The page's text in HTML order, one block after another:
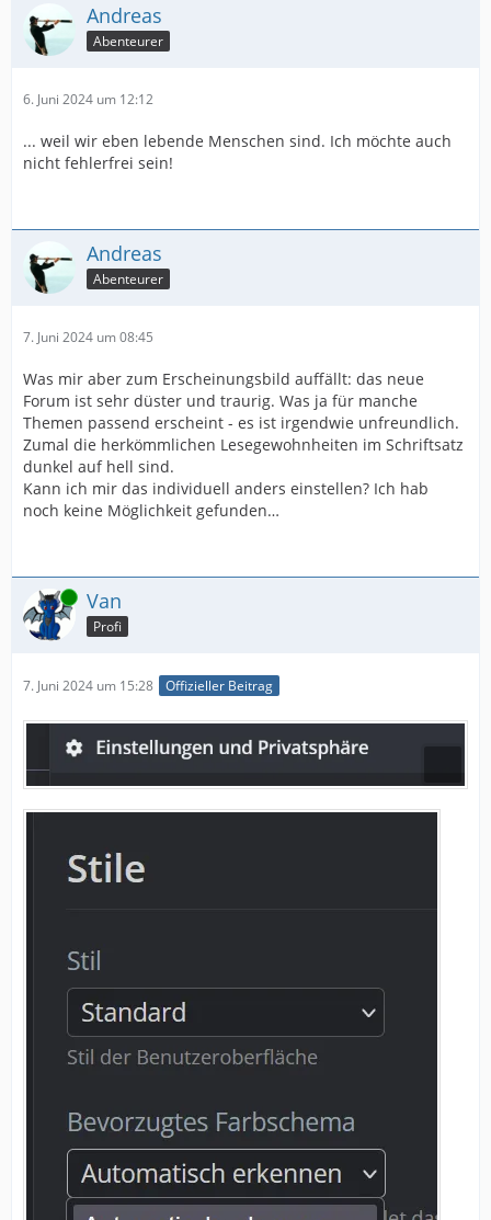
Andreas
Abenteurer
6. Juni 2024 um 12:12
... weil wir eben lebende Menschen sind. Ich möchte auch
nicht fehlerfrei sein!
Andreas
Abenteurer
7. Juni 2024 um 08:45
Was mir aber zum Erscheinungsbild auffällt: das neue
Forum ist sehr düster und traurig. Was ja für manche
Themen passend erscheint - es ist irgendwie unfreundlich.
Zumal die herkömmlichen Lesegewohnheiten im Schriftsatz
dunkel auf hell sind.
Kann ich mir das individuell anders einstellen? Ich hab
noch keine Möglichkeit gefunden…
Online Van
Profi
7. Juni 2024 um 15:28 Offizieller Beitrag